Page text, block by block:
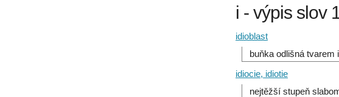
i - výpis slov
idioblast
buňka odlišná tvarem
idiocie, idiotie
nejtěžší stupeň